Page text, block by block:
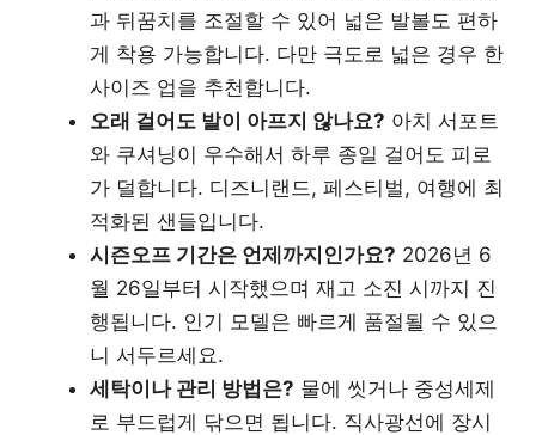
과 뒤꿈치를 조절할 수 있어 넓은 발볼도 편하
게 착용 가능합니다. 다만 극도로 넓은 경우 한
사이즈 업을 추천합니다.
오래 걸어도 발이 아프지 않나요? 아치 서포트
와 쿠셔닝이 우수해서 하루 종일 걸어도 피로
가 덜합니다. 디즈니랜드, 페스티벌, 여행에 최
적화된 샌들입니다.
시즌오프 기간은 언제까지인가요? 2026년 6
월 26일부터 시작했으며 재고 소진 시까지 진
행됩니다. 인기 모델은 빠르게 품절될 수 있으
니 서두르세요.
세탁이나 관리 방법은? 물에 씻거나 중성세제
로 부드럽게 닦으면 됩니다. 직사광선에 장시